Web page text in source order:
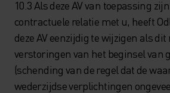
10.3 Als deze AV van toepassing
contractuele relatie met u, heeft
deze AV eenzijdig te wijzigen als
verstoringen van het beginsel van
(schending van de regel dat de
wederzijdse verplichtingen